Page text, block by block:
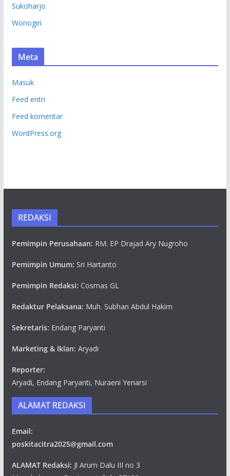
Sukoharjo
Wonogiri
Meta
Masuk
Feed entri
Feed komentar
WordPress.org
REDAKSI
Pemimpin Perusahaan: RM. EP Drajad Ary Nugroho
Pemimpin Umum: Sri Hartanto
Pemimpin Redaksi: Cosmas GL
Redaktur Pelaksana: Muh. Subhan Abdul Hakim
Sekretaris: Endang Paryanti
Marketing & Iklan: Aryadi
Reporter:
Aryadi, Endang Paryanti, Nuraeni Yeriarsi
ALAMAT REDAKSI
Email:
poskitacitra2025@gmail.com
ALAMAT Redaksi: Jl Arum Dalu III no 3